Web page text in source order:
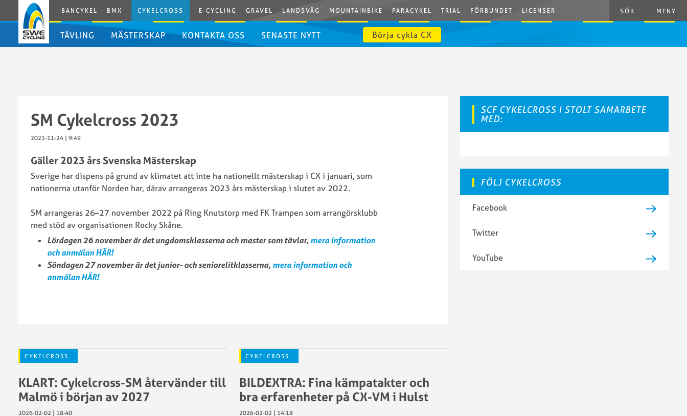
BANCYKEL BMX CYKELCROSS E-CYCLING GRAVEL LANDSVÄG MOUNTAINBIKE PARACYKEL TRIAL FÖRBUNDET LICENSER SÖK MENY
TÄVLING
SWE
Cup
SWE
Cup
2024
SWE
Cup
2023
2022
SWE
Cup
och
CX-
MÄSTERSKAP
SM
SM
Cykelcross
2024
Cykelcross
2023
Cykelcross
SM
KONTAKTA OSS SENASTE NYTT Börja cykla CX
SM Cykelcross 2023
2021-11-24 | 9:49
Gäller 2023 års Svenska Mästerskap
Sverige har dispens på grund av klimatet att inte ha nationellt mästerskap i CX i januari, som
nationerna utanför Norden har, därav arrangeras 2023 års mästerskap i slutet av 2022.
SM arrangeras 26–27 november 2022 på Ring Knutstorp med FK Trampen som arrangörsklubb
med stöd av organisationen Rocky Skåne.
Lördagen 26 november är det ungdomsklasserna och master som tävlar, mera information
och anmälan HÄR!
Söndagen 27 november är det junior- och seniorelitklasserna, mera information och
anmälan HÄR!
CYKELCROSS
KLART: Cykelcross-SM återvänder till
Malmö i början av 2027
2026-02-02 | 18:40
CYKELCROSS
BILDEXTRA: Fina kämpatakter och
bra erfarenheter på CX-VM i Hulst
2026-02-02 | 14:18
SCF CYKELCROSS I STOLT SAMARBETE
MED:
FÖLJ CYKELCROSS
Facebook
Twitter
YouTube